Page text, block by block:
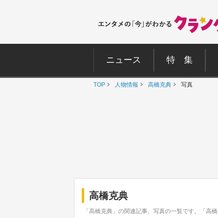
ニュース 特 集
TOP 人物情報 高橋克典 写真
高橋克典
「高橋克典」の関連記事、写真の一覧です。「高